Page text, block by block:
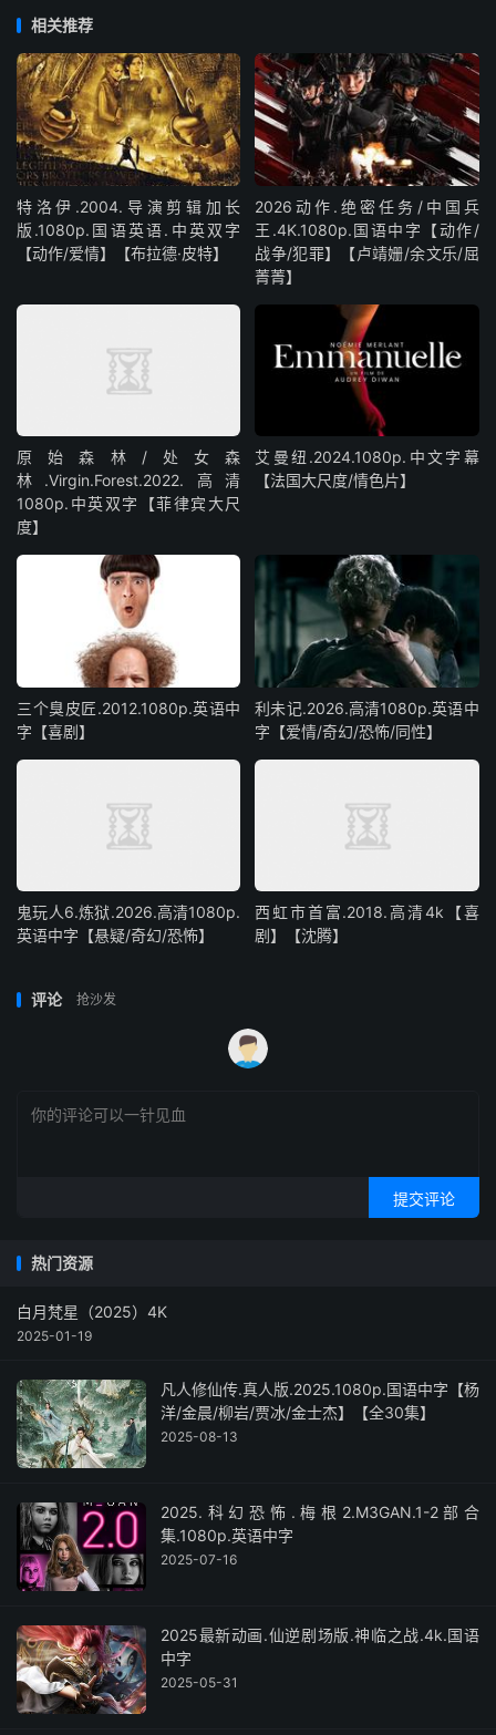
相关推荐
特洛伊.2004.导演剪辑加长
版.1080p.国语英语.中英双字
【动作/爱情】【布拉德·皮特】
2026动作.绝密任务/中国兵
王.4K.1080p.国语中字【动作/
战争/犯罪】【卢靖姗/余文乐/屈
菁菁】
原始森林/处女森
林.Virgin.Forest.2022.高清
1080p.中英双字【菲律宾大尺
度】
艾曼纽.2024.1080p.中文字幕
【法国大尺度/情色片】
三个臭皮匠.2012.1080p.英语中
字【喜剧】
利未记.2026.高清1080p.英语中
字【爱情/奇幻/恐怖/同性】
鬼玩人6.炼狱.2026.高清1080p.
英语中字【悬疑/奇幻/恐怖】
西虹市首富.2018.高清4k【喜
剧】【沈腾】
评论 抢沙发
提交评论
热门资源
白月梵星（2025）4K
2025-01-19
凡人修仙传.真人版.2025.1080p.国语中字【杨
洋/金晨/柳岩/贾冰/金士杰】【全30集】
2025-08-13
2025.科幻恐怖.梅根2.M3GAN.1-2部合
集.1080p.英语中字
2025-07-16
2025最新动画.仙逆剧场版.神临之战.4k.国语
中字
2025-05-31